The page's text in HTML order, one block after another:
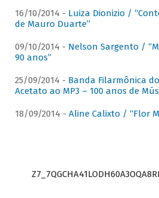
16/10/2014 - Luiza Dionizio /
de Mauro Duarte”
09/10/2014 - Nelson Sargento /
90 anos”
25/09/2014 - Banda Filarmônica
Acetato ao MP3 – 100 anos de
18/09/2014 - Aline Calixto / “Flor